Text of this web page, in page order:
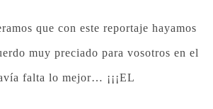
que con este reportaje hayamos
muy preciado para vosotros en el
falta lo mejor… ¡¡¡EL